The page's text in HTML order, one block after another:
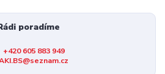
poradíme
+420 605 883 949